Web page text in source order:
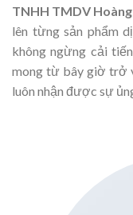
TNHH TMDV
lên từng sản phẩm
không ngừng cải
mong từ bây giờ trở
luôn nhận được sự